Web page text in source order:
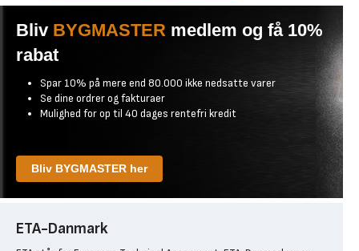
Bliv BYGMASTER medlem og få 10%
rabat
Spar 10% på mere end 80.000 ikke nedsatte varer
Se dine ordrer og fakturaer
Mulighed for op til 40 dages rentefri kredit
Bliv BYGMASTER her
ETA-Danmark